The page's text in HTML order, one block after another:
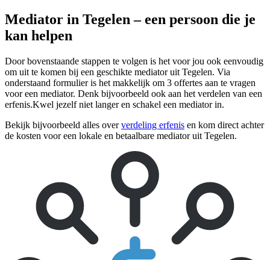
Mediator in Tegelen – een persoon die je
kan helpen
Door bovenstaande stappen te volgen is het voor jou ook eenvoudig
om uit te komen bij een geschikte mediator uit Tegelen. Via
onderstaand formulier is het makkelijk om 3 offertes aan te vragen
voor een mediator. Denk bijvoorbeeld ook aan het verdelen van een
erfenis.Kwel jezelf niet langer en schakel een mediator in.
Bekijk bijvoorbeeld alles oververdeling erfenis en kom direct achter
de kosten voor een lokale en betaalbare mediator uit Tegelen.